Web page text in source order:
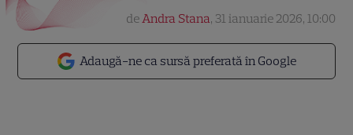
Adaugă-ne ca sursă preferată în Google
deAndra Stana, 31 ianuarie 2026, 10:00